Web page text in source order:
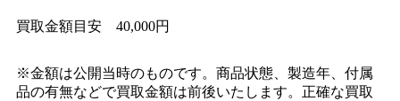
買取金額目安 40,000円
※金額は公開当時のものです。商品状態、製造年、付属
品の有無などで買取金額は前後いたします。正確な買取